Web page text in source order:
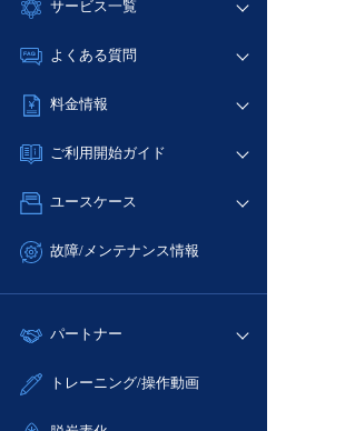
サービス一覧
データ利活用
ネットワーク
IoT
サポート
管理機能
よくある質問
データ利活用
ネットワーク
IoT
サポート
管理機能
すべてのメニューを見る
料金情報
料金シミュレーター
クラウド/サーバー
ネットワーク
サポート
すべてのメニューを見る
ご利用開始ガイド
■ 管理機能
- 初期設定・確認
- ユーザー機能の管理
ユースケース
- バックアップ
- IoT
故障/メンテナンス情報
サービス稼働状況
故障/メンテナンス履歴
定期メンテナンス
パートナー
販売パートナー向けプログラム
トレーニング/操作動画